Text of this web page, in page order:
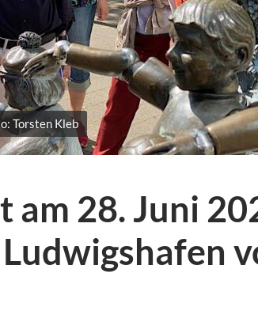
Torsten Kleb
am 28. Juni